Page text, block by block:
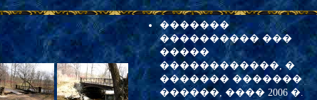
�������
���������� ���
�����
������������, �
������� �������
������, ���� 2006 �.